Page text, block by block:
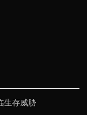
生存威胁